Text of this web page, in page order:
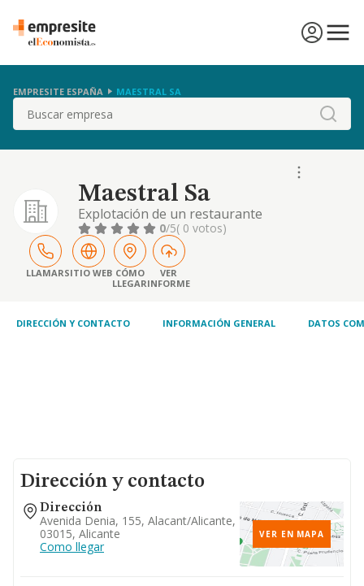
EMPRESITE ESPAÑA MAESTRAL SA
Buscar
Maestral Sa
Explotación de un restaurante
0/5( 0 votos)
LLAMARSITIO WEB CÓMO
LLEGAR
VER
INFORME
DIRECCIÓN Y CONTACTO INFORMACIÓN GENERAL DATOS
Dirección y contacto
Dirección
Avenida Denia, 155, Alacant/alicante,
03015, Alicante
Como llegar
VER EN MAPA